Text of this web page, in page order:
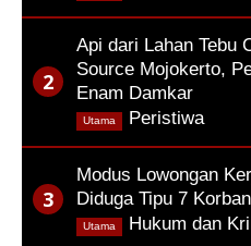
Api dari Lahan Tebu
Source Mojokerto,
Enam Damkar
Peristiwa
Utama
Modus Lowongan
Diduga Tipu 7
Hukum dan
Utama